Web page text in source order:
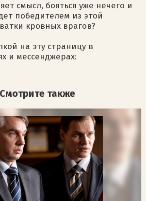
смысл, бояться уже нечего и
победителем из этой
кровных врагов?
на эту страницу в
и мессенджерах:
Смотрите также